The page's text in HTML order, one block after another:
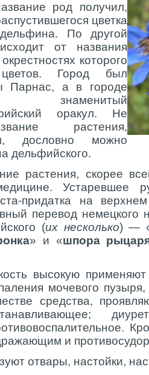
род получил,
цветка
По другой
от названия
которого
Город был
Парнас, а в городе
оракул. Не
растения,
дословно можно
дельфийского.
растения, скорее
Устаревшее
придатка на
перевод немецкого
(их несколько) —
» и «шпора
высокую применяют
мочевого
средства,
и
отвары, настойки,